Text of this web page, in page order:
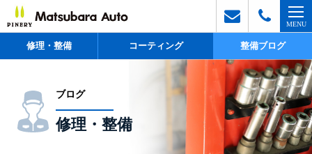
修理・整備 コーティング 整備ブログ
ブログ
修理・整備